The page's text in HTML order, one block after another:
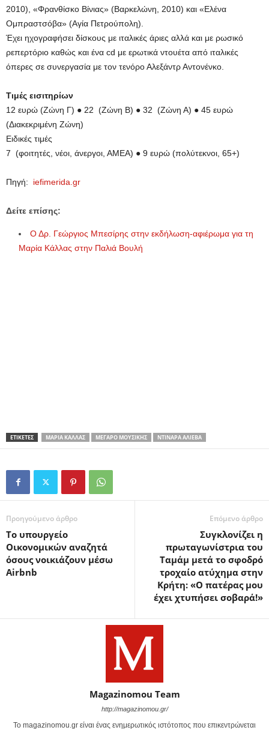
2010), «Φρανθίσκο Βίνιας» (Βαρκελώνη, 2010) και «Ελένα
Ομπραστσόβα» (Αγία Πετρούπολη).
Έχει ηχογραφήσει δίσκους με ιταλικές άριες αλλά και με ρωσικό
ρεπερτόριο καθώς και ένα cd με ερωτικά ντουέτα από ιταλικές
όπερες σε συνεργασία με τον τενόρο Αλεξάντρ Αντονένκο.
Tιμές εισιτηρίων
12 ευρώ (Ζώνη Γ) ● 22 (Ζώνη Β) ● 32 (Ζώνη Α) ● 45 ευρώ
(Διακεκριμένη Ζώνη)
Ειδικές τιμές
7 (φοιτητές, νέοι, άνεργοι, ΑΜΕΑ) ● 9 ευρώ (πολύτεκνοι, 65+)
Πηγή: iefimerida.gr
Δείτε επίσης:
Ο Δρ. Γεώργιος Μπεσίρης στην εκδήλωση-αφιέρωμα για τη
Μαρία Κάλλας στην Παλιά Βουλή
ΕΤΙΚΕΤΕΣ ΜΑΡΊΑ ΚΆΛΛΑΣ ΜΈΓΑΡΟ ΜΟΥΣΙΚΉΣ ΝΤΙΝΆΡΑ ΑΛΊΕΒΑ
Προηγούμενο άρθρο
Το υπουργείο
Οικονομικών αναζητά
όσους νοικιάζουν μέσω
Airbnb
Επόμενο άρθρο
Συγκλονίζει η
πρωταγωνίστρια του
Ταμάμ μετά το σφοδρό
τροχαίο ατύχημα στην
Κρήτη: «Ο πατέρας μου
έχει χτυπήσει σοβαρά!»
Magazinomou Team
http://magazinomou.gr/
Το magazinomou.gr είναι ένας ενημερωτικός ιστότοπος που επικεντρώνεται